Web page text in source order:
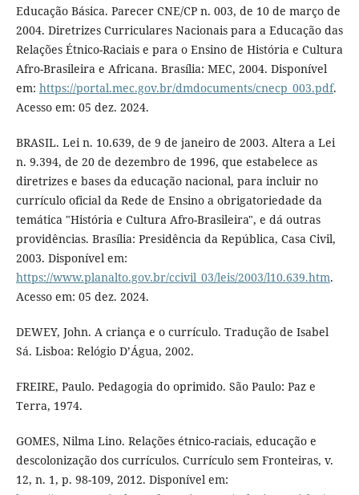
Educação Básica. Parecer CNE/CP n. 003, de 10 de março de
2004. Diretrizes Curriculares Nacionais para a Educação das
Relações Étnico-Raciais e para o Ensino de História e Cultura
Afro-Brasileira e Africana. Brasília: MEC, 2004. Disponível
em: https://portal.mec.gov.br/dmdocuments/cnecp_003.pdf.
Acesso em: 05 dez. 2024.
BRASIL. Lei n. 10.639, de 9 de janeiro de 2003. Altera a Lei
n. 9.394, de 20 de dezembro de 1996, que estabelece as
diretrizes e bases da educação nacional, para incluir no
currículo oficial da Rede de Ensino a obrigatoriedade da
temática "História e Cultura Afro-Brasileira", e dá outras
providências. Brasília: Presidência da República, Casa Civil,
2003. Disponível em:
https://www.planalto.gov.br/ccivil_03/leis/2003/l10.639.htm.
Acesso em: 05 dez. 2024.
DEWEY, John. A criança e o currículo. Tradução de Isabel
Sá. Lisboa: Relógio D’Água, 2002.
FREIRE, Paulo. Pedagogia do oprimido. São Paulo: Paz e
Terra, 1974.
GOMES, Nilma Lino. Relações étnico-raciais, educação e
descolonização dos currículos. Currículo sem Fronteiras, v.
12, n. 1, p. 98-109, 2012. Disponível em: